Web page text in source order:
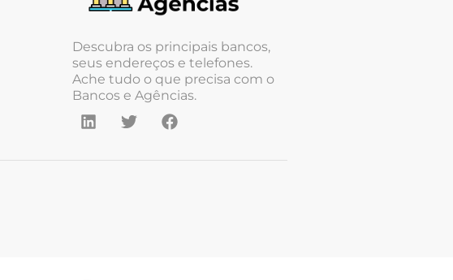
Descubra os principais bancos,
seus endereços e telefones.
Ache tudo o que precisa com o
Bancos e Agências.